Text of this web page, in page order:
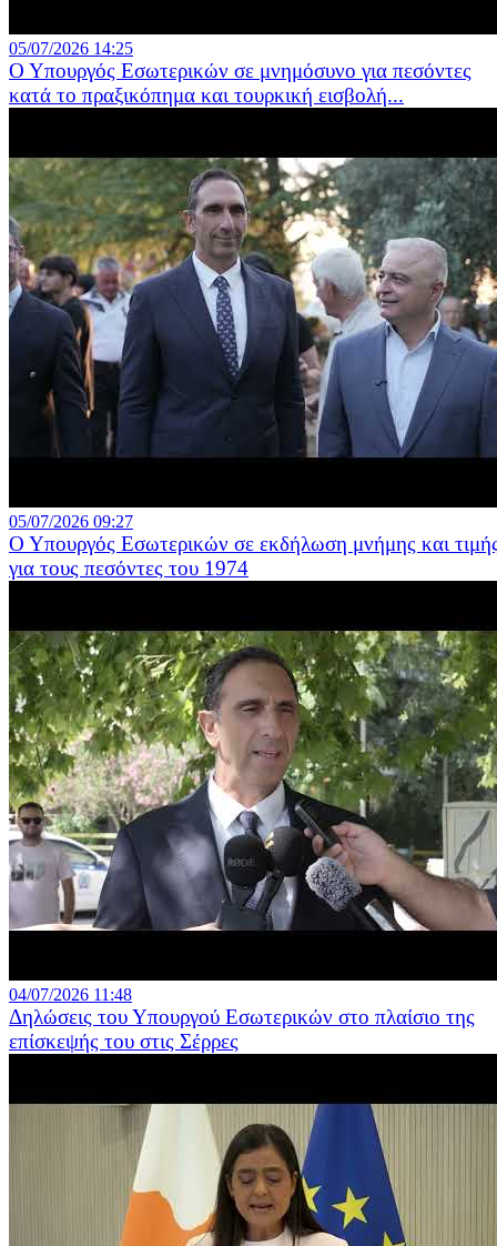
05/07/2026 14:25
Ο Υπουργός Εσωτερικών σε μνημόσυνο για πεσόντες
κατά το πραξικόπημα και τουρκική εισβολή...
05/07/2026 09:27
Ο Υπουργός Εσωτερικών σε εκδήλωση μνήμης και
για τους πεσόντες του 1974
04/07/2026 11:48
Δηλώσεις του Υπουργού Εσωτερικών στο πλαίσιο της
επίσκεψής του στις Σέρρες